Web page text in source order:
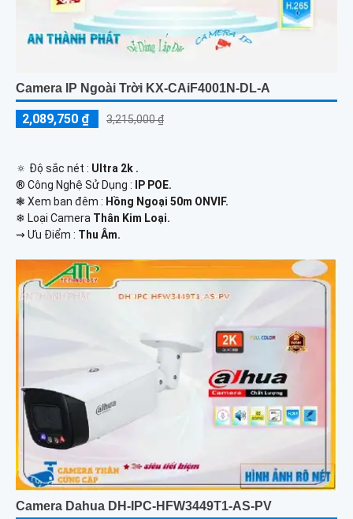
Camera IP Ngoài Trời KX-CAiF4001N-DL-A
2,089,750 ₫ 3,215,000 ₫
🔅 Độ sắc nét : Ultra 2k .
®️ Công Nghệ Sử Dụng :
IP POE.
❃ Xem ban đêm : Hồng Ngoại 50m ONVIF.
❄ Loại Camera Thân Kim Loại.
️⇝ Ưu Điểm : Thu Âm.
Camera Dahua DH-IPC-HFW3449T1-AS-PV